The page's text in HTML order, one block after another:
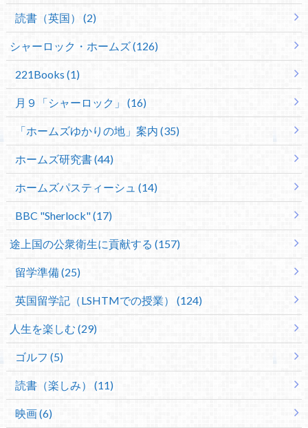
読書（英国） (2)
シャーロック・ホームズ (126)
221Books (1)
月９「シャーロック」 (16)
「ホームズゆかりの地」案内 (35)
ホームズ研究書 (44)
ホームズパスティーシュ (14)
BBC "Sherlock" (17)
途上国の公衆衛生に貢献する (157)
留学準備 (25)
英国留学記（LSHTMでの授業） (124)
人生を楽しむ (29)
ゴルフ (5)
読書（楽しみ） (11)
映画 (6)